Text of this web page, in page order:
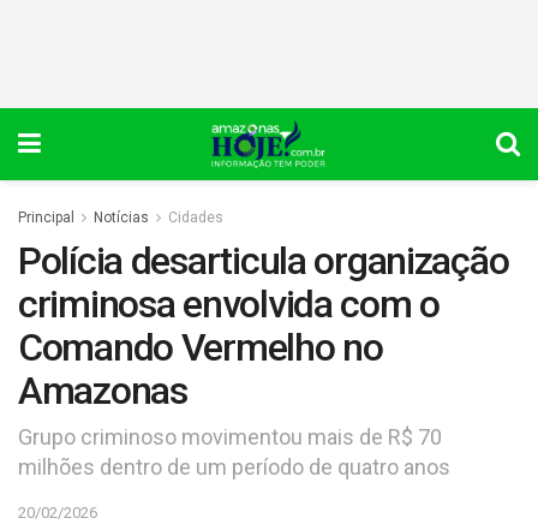
Principal Notícias Cidades
Polícia desarticula organização
criminosa envolvida com o
Comando Vermelho no
Amazonas
Grupo criminoso movimentou mais de R$ 70
milhões dentro de um período de quatro anos
20/02/2026